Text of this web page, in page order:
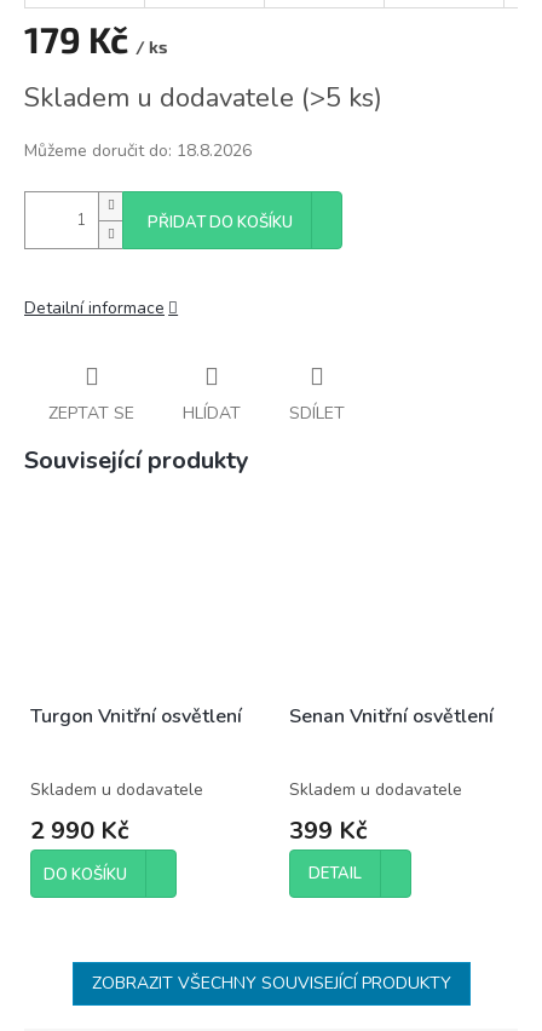
179 Kč / ks
cena:
Skladem u dodavatele (>5 ks)
Můžeme doručit do: 18.8.2026
PŘIDAT DO KOŠÍKU
Detailní informace
ZEPTAT SE HLÍDAT SDÍLET
Související produkty
Turgon Vnitřní osvětlení
Skladem u dodavatele
2 990 Kč
DO KOŠÍKU
Senan Vnitřní osvětlení
Skladem u dodavatele
399 Kč
DETAIL
ZOBRAZIT VŠECHNY SOUVISEJÍCÍ PRODUKTY